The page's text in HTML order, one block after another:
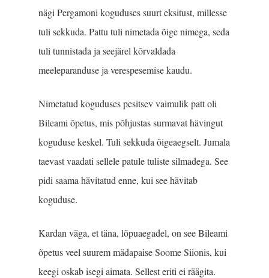
nägi Pergamoni koguduses suurt eksitust, millesse
tuli sekkuda. Pattu tuli nimetada õige nimega, seda
tuli tunnistada ja seejärel kõrvaldada
meeleparanduse ja verespesemise kaudu.
Nimetatud koguduses pesitsev vaimulik patt oli
Bileami õpetus, mis põhjustas surmavat hävingut
koguduse keskel. Tuli sekkuda õigeaegselt. Jumala
taevast vaadati sellele patule tuliste silmadega. See
pidi saama hävitatud enne, kui see hävitab
koguduse.
Kardan väga, et täna, lõpuaegadel, on see Bileami
õpetus veel suurem mädapaise Soome Siionis, kui
keegi oskab isegi aimata. Sellest eriti ei räägita.